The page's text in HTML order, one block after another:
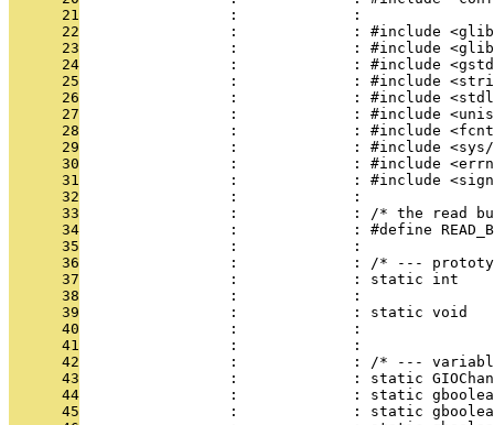
      21
                 :             :
      22
:             : #include
      23
:             : #include
      24
:             : #include
      25
:             : #include
      26
:             : #include
      27
:             : #include
      28
:             : #include
      29
:             : #include
      30
:             : #include
      31
:             : #include
      32
                 :             :
      33
:             : /* the read
      34
:             : #define
      35
                 :             :
      36
:             : /* ---
      37
:             : static int
      38
:             :
      39
:             : static void
      40
:             :
      41
                 :             :
      42
:             : /* ---
      43
:             : static
      44
:             : static
      45
:             : static